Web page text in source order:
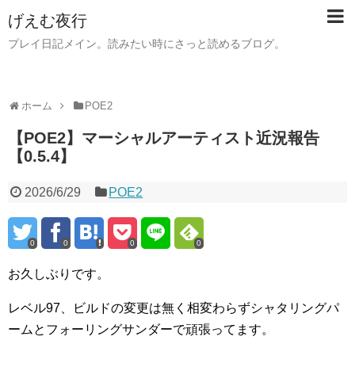
げえむ夜行
プレイ日記メイン。読みたい時にさっと読めるブログ。
ホーム POE2
【POE2】マーシャルアーティスト近況報告
【0.5.4】
2026/6/29 POE2
0 0 0 0
お久しぶりです。
レベル97、ビルドの変更は無く相変わらずシャタリングパ
ームとフォーリングサンダーで頑張ってます。